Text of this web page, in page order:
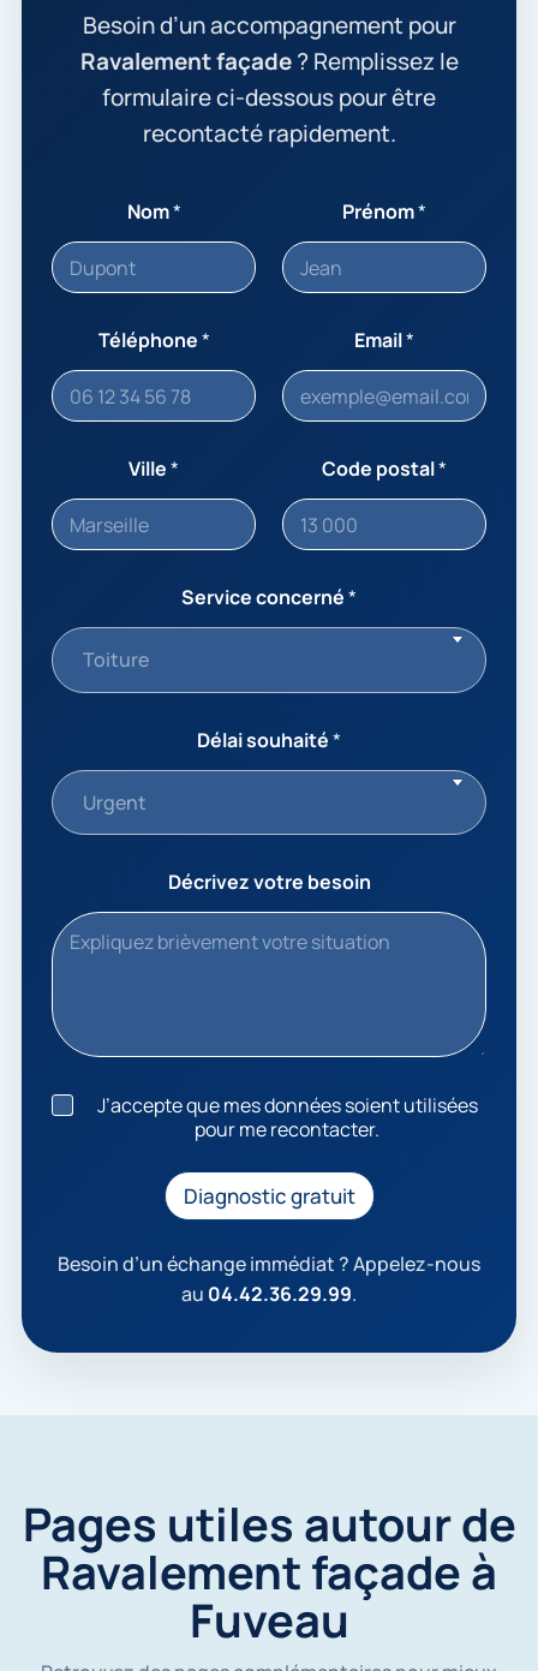
Besoin d’un accompagnement pour
Ravalement façade? Remplissez le
formulaire ci-dessous pour être
recontacté rapidement.
Nom* Prénom*
Téléphone* Email*
Ville* Code postal*
Service concerné*
Toiture
Délai souhaité*
Urgent
Décrivez votre besoin
J
’
e
n
é
e
s
J’accepte que mes données soient utilisées
pour me recontacter.
Diagnostic gratuit
Besoin d’un échange immédiat ? Appelez-nous
au 04.42.36.29.99.
Pages utiles autour de
Ravalement façade à
Fuveau